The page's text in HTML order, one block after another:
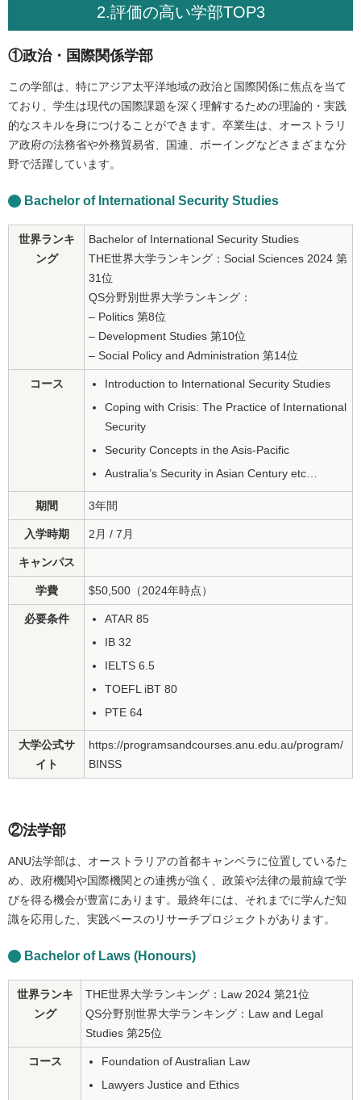
2.評価の高い学部TOP3
①政治・国際関係学部
この学部は、特にアジア太平洋地域の政治と国際関係に焦点を当て
ており、学生は現代の国際課題を深く理解するための理論的・実践
的なスキルを身につけることができます。卒業生は、オーストラリ
ア政府の法務省や外務貿易省、国連、ボーイングなどさまざまな分
野で活躍しています。
Bachelor of International Security Studies
世界ランキ
ング
Bachelor of International Security Studies
THE世界大学ランキング：Social Sciences 2024 第
31位
QS分野別世界大学ランキング：
– Politics 第8位
– Development Studies 第10位
– Social Policy and Administration 第14位
コース
Introduction to International Security Studies
Coping with Crisis: The Practice of International
Security
Security Concepts in the Asis-Pacific
Australia’s Security in Asian Century etc…
期間 3年間
入学時期 2月 / 7月
キャンパス
学費 $50,500（2024年時点）
必要条件
ATAR 85
IB 32
IELTS 6.5
TOEFL iBT 80
PTE 64
大学公式サ
イト
https://programsandcourses.anu.edu.au/program/
BINSS
②法学部
ANU法学部は、オーストラリアの首都キャンベラに位置しているた
め、政府機関や国際機関との連携が強く、政策や法律の最前線で学
びを得る機会が豊富にあります。最終年には、それまでに学んだ知
識を応用した、実践ベースのリサーチプロジェクトがあります。
Bachelor of Laws (Honours)
世界ランキ
ング
THE世界大学ランキング：Law 2024 第21位
QS分野別世界大学ランキング：Law and Legal
Studies 第25位
コース
Foundation of Australian Law
Lawyers Justice and Ethics